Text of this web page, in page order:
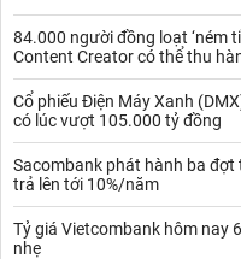
84.000 người đồng loạt ‘ném
Content Creator có thể thu
Cổ phiếu Điện Máy Xanh
có lúc vượt 105.000 tỷ đồng
Sacombank phát hành ba đợt
trả lên tới 10%/năm
Tỷ giá Vietcombank hôm nay
nhẹ